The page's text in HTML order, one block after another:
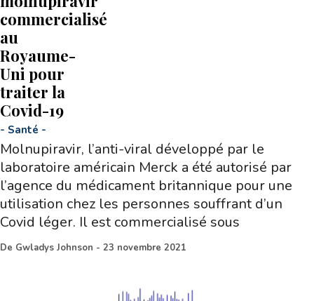
commercialisé
au
Royaume-
Uni pour
traiter la
Covid-19
- Santé -
Molnupiravir, l’anti-viral développé par le
laboratoire américain Merck a été autorisé par
l’agence du médicament britannique pour une
utilisation chez les personnes souffrant d’un
Covid léger. Il est commercialisé sous
De Gwladys Johnson - 23 novembre 2021